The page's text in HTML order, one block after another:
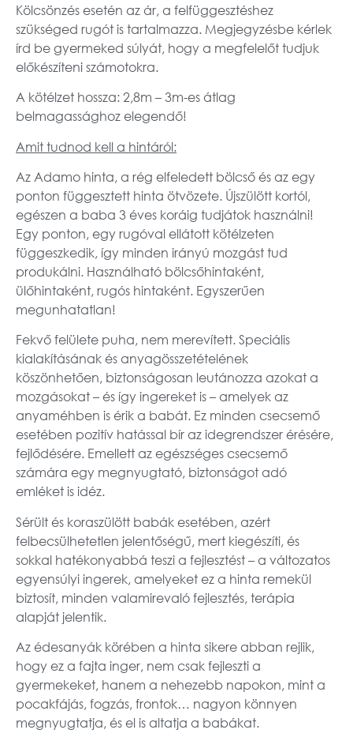
Kölcsönzés esetén az ár, a felfüggesztéshez
szükséged rugót is tartalmazza. Megjegyzésbe kérlek
írd be gyermeked súlyát, hogy a megfelelőt tudjuk
előkészíteni számotokra.
A kötélzet hossza: 2,8m – 3m-es átlag
belmagassághoz elegendő!
Amit tudnod kell a hintáról:
Az Adamo hinta, a rég elfeledett bölcső és az egy
ponton függesztett hinta ötvözete. Újszülött kortól,
egészen a baba 3 éves koráig tudjátok használni!
Egy ponton, egy rugóval ellátott kötélzeten
függeszkedik, így minden irányú mozgást tud
produkálni. Használható bölcsőhintaként,
ülőhintaként, rugós hintaként. Egyszerűen
megunhatatlan!
Fekvő felülete puha, nem merevített. Speciális
kialakításának és anyagösszetételének
köszönhetően, biztonságosan leutánozza azokat a
mozgásokat – és így ingereket is – amelyek az
anyaméhben is érik a babát. Ez minden csecsemő
esetében pozitív hatással bír az idegrendszer érésére,
fejlődésére. Emellett az egészséges csecsemő
számára egy megnyugtató, biztonságot adó
emléket is idéz.
Sérült és koraszülött babák esetében, azért
felbecsülhetetlen jelentőségű, mert kiegészíti, és
sokkal hatékonyabbá teszi a fejlesztést – a változatos
egyensúlyi ingerek, amelyeket ez a hinta remekül
biztosít, minden valamirevaló fejlesztés, terápia
alapját jelentik.
Az édesanyák körében a hinta sikere abban rejlik,
hogy ez a fajta inger, nem csak fejleszti a
gyermekeket, hanem a nehezebb napokon, mint a
pocakfájás, fogzás, frontok… nagyon könnyen
megnyugtatja, és el is altatja a babákat.